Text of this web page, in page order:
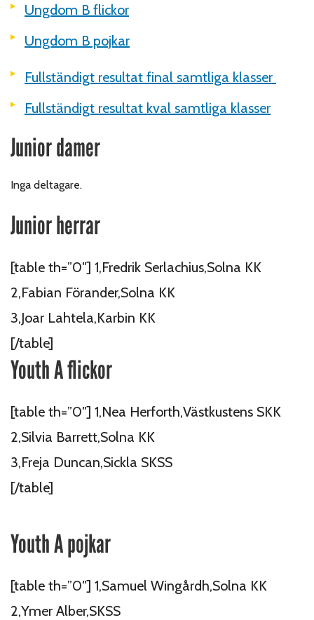
Ungdom B flickor
Ungdom B pojkar
Fullständigt resultat final samtliga klasser
Fullständigt resultat kval samtliga klasser
Junior damer
Inga deltagare.
Junior herrar
[table th=”0″] 1,Fredrik Serlachius,Solna KK
2,Fabian Förander,Solna KK
3,Joar Lahtela,Karbin KK
[/table]
Youth A flickor
[table th=”0″] 1,Nea Herforth,Västkustens SKK
2,Silvia Barrett,Solna KK
3,Freja Duncan,Sickla SKSS
[/table]
Youth A pojkar
[table th=”0″] 1,Samuel Wingårdh,Solna KK
2,Ymer Alber,SKSS